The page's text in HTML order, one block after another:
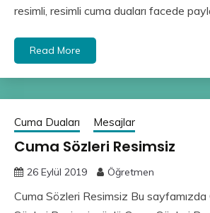
resimli, resimli cuma duaları facede
Read More
Cuma Duaları Mesajlar
Cuma Sözleri Resimsiz
26 Eylül 2019 Öğretmen
Cuma Sözleri Resimsiz Bu sayfamızda